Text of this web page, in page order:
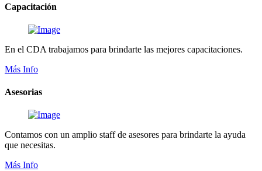
Capacitación
En el CDA trabajamos para brindarte las mejores capacitaciones.
Más Info
Asesorias
Contamos con un amplio staff de asesores para brindarte la ayuda
que necesitas.
Más Info